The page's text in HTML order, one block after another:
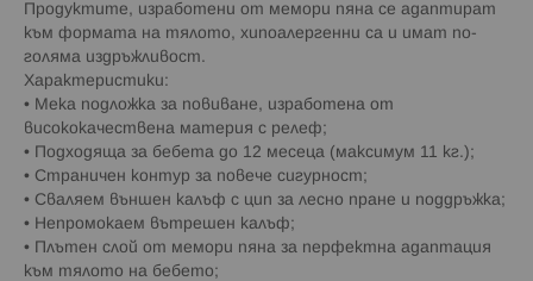
Продуктите, изработени от мемори пяна се адаптират
към формата на тялото, хипоалергенни са и имат по-
голяма издръжливост.
Характеристики:
• Мека подложка за повиване, изработена от
висококачествена материя с релеф;
• Подходяща за бебета до 12 месеца (максимум 11 кг.);
• Страничен контур за повече сигурност;
• Сваляем външен калъф с цип за лесно пране и поддръжка;
• Непромокаем вътрешен калъф;
• Плътен слой от мемори пяна за перфектна адаптация
към тялото на бебето;